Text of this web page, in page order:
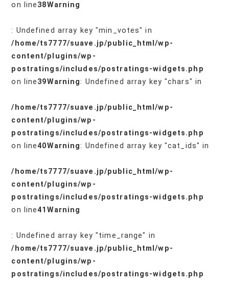
on line38Warning
: Undefined array key "min_votes" in
/home/ts7777/suave.jp/public_html/wp-
content/plugins/wp-
postratings/includes/postratings-widgets.php
on line39Warning: Undefined array key "chars" in
/home/ts7777/suave.jp/public_html/wp-
content/plugins/wp-
postratings/includes/postratings-widgets.php
on line40Warning: Undefined array key "cat_ids" in
/home/ts7777/suave.jp/public_html/wp-
content/plugins/wp-
postratings/includes/postratings-widgets.php
on line41 Warning
: Undefined array key "time_range" in
/home/ts7777/suave.jp/public_html/wp-
content/plugins/wp-
postratings/includes/postratings-widgets.php